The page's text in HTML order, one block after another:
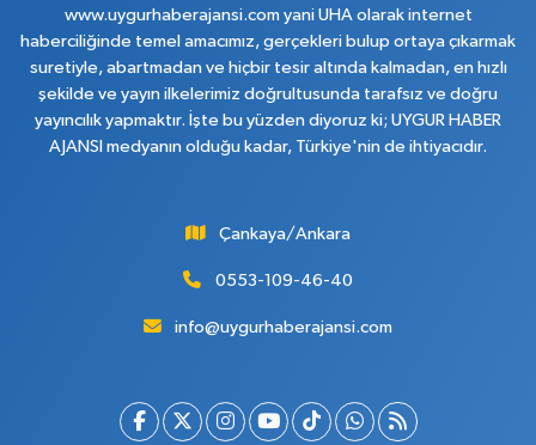
www.uygurhaberajansi.com yani UHA olarak internet
haberciliğinde temel amacımız, gerçekleri bulup ortaya çıkarmak
suretiyle, abartmadan ve hiçbir tesir altında kalmadan, en hızlı
şekilde ve yayın ilkelerimiz doğrultusunda tarafsız ve doğru
yayıncılık yapmaktır. İşte bu yüzden diyoruz ki; UYGUR HABER
AJANSI medyanın olduğu kadar, Türkiye'nin de ihtiyacıdır.
Çankaya/Ankara
0553-109-46-40
info@uygurhaberajansi.com